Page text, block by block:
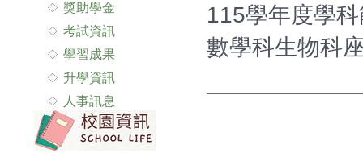
獎助學金
考試資訊
學習成果
升學資訊
人事訊息
115學年度學
數學科生物科